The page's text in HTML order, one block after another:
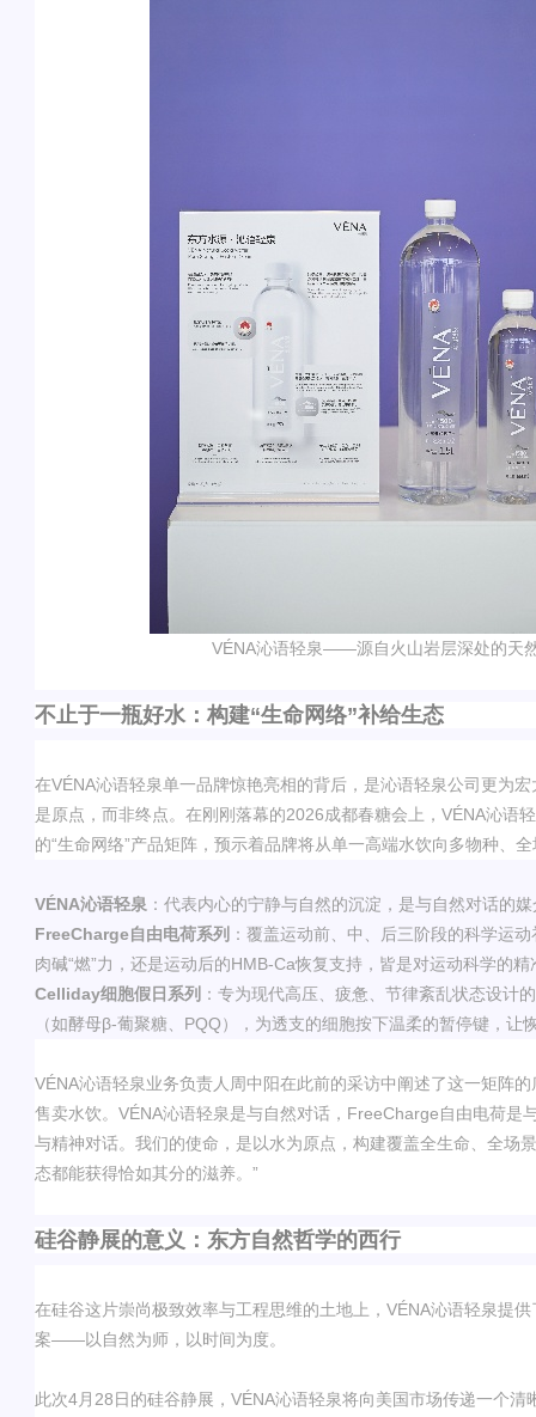
VÉNA沁语轻泉——源自火山岩层深处的天
不止于一瓶好水：构建“生命网络”补给生态
在VÉNA沁语轻泉单一品牌惊艳亮相的背后，是沁语轻泉公司 更为宏
是原点，而非终点。在刚刚落幕的2026成都春糖会上， VÉNA沁语
的“生命网络”产品矩阵，预示着品牌将从单一高端水饮向多物种、
VÉNA沁语轻泉 ：代表内心的宁静与自然的沉淀，是与自然对话的
FreeCharge自由电荷系列 ：覆盖运动前、中、后三阶段的科学运
肉碱“燃”力，还是运动后的HMB-Ca恢复支持，皆是对运动科学的精
Celliday细胞假日系列 ：专为现代高压、疲惫、节律紊乱状态设计的
（如酵母β-葡聚糖、 PQQ），为透支的细胞按下温柔的暂停键，让
VÉNA沁语轻泉业务负责人 周中阳在此前的采访中阐述了这一矩阵
售卖水饮。 VÉNA沁语轻泉是与自然对话， FreeCharge自由电荷是
与精神对话。我们的使命，是以水为原点，构建覆盖全生命、全场
态都能获得恰如其分的滋养。 ”
硅谷静展的意义：东方自然哲学的西行
在硅谷这片崇尚极致效率与工程思维的土地上， VÉNA沁语轻泉提
案——以自然为师，以时间为度。
此次4月 28日的硅谷静展， VÉNA沁语轻泉将向美国市场传递一个清